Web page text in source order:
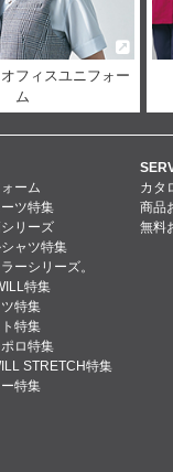
ユニフォー
ム
ーム
ツ特集
リーズ
ャツ特集
ーシリーズ。
特集
特集
特集
ロ特集
STRETCH特集
特集
カタ
商品
無料